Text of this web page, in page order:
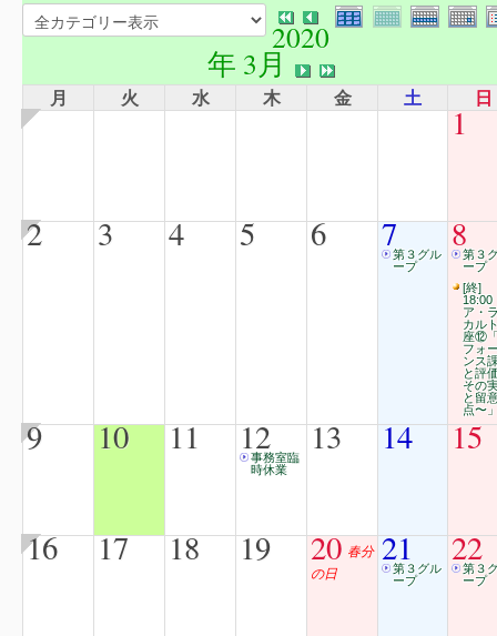
2020
年 3月
月 火 水 木 金 土 日
1
2 3 4 5 6 7第３グル
ープ
8第３
ープ
[終]
18:00
ア・
カル
座⑫
フォ
ンス
と評
その
と留
点〜
9 10 11 12
事務室臨
時休業
13 14 15
16 17 18 19 20 春分
の日
21
第３グル
ープ
22
第３
ープ